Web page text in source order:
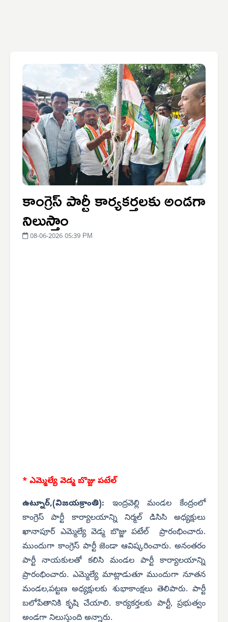
కాంగ్రెస్ పార్టీ కార్యకర్తలకు అండగా
నిలుస్తాం
08-06-2026 05:39 PM
* ఎమ్మెల్యే వెడ్మ బొజ్జు పటేల్
ఉట్నూర్,(విజయక్రాంతి): ఇంద్రవెల్లి మండల కేంద్రంలో
కాంగ్రెస్ పార్టీ కార్యాలయాన్ని నిర్మల్ డిసిసి అధ్యక్షులు
ఖానాపూర్ ఎమ్మెల్యే వెడ్మ బొజ్జు పటేల్ ప్రారంభించారు.
ముందుగా కాంగ్రెస్ పార్టీ జెండా ఆవిష్కరించారు. అనంతరం
పార్టీ నాయకులతో కలిసి మండల పార్టీ కార్యాలయాన్ని
ప్రారంభించారు. ఎమ్మెల్యే మాట్లాడుతూ ముందుగా నూతన
మండల,పట్టణ అధ్యక్షులకు శుభాకాంక్షలు తెలిపారు. పార్టీ
బలోపేతానికి కృషి చేయాలి. కార్యకర్తలకు పార్టీ, ప్రభుత్వం
అండగా నిలుస్తుంది అన్నారు.